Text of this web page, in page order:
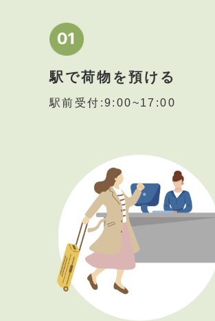
駅で荷物を預ける
駅前受付:9:00~17:00